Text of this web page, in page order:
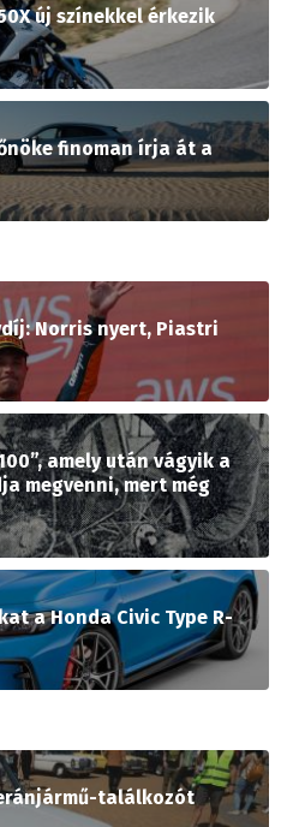
új színekkel érkezik
finoman írja át a
Norris nyert, Piastri
amely után vágyik a
megvenni, mert még
a Honda Civic Type R-
találkozót